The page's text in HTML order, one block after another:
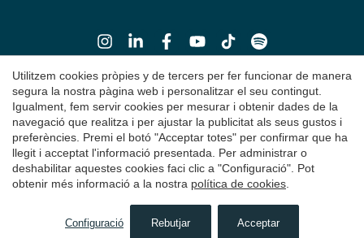
Copyright 2026 © Durán Carasso
Avís Legal
Política de Privacitat
Utilitzem cookies pròpies y de tercers per fer funcionar de manera
segura la nostra pàgina web i personalitzar el seu contingut.
Igualment, fem servir cookies per mesurar i obtenir dades de la
navegació que realitza i per ajustar la publicitat als seus gustos i
preferències. Premi el botó "Acceptar totes" per confirmar que ha
llegit i acceptat l'informació presentada. Per administrar o
deshabilitar aquestes cookies faci clic a "Configuració". Pot
obtenir més informació a la nostra política de cookies.
Configuració Rebutjar Acceptar
Guardar configuració Acceptar totes